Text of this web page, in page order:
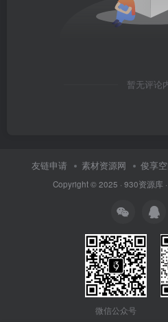
暂无评论
友链申请 素材资源网 俊享
Copyright © 2025 · 930资源库·
微信公众号